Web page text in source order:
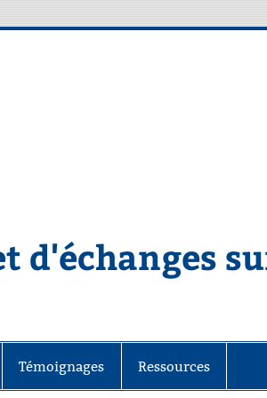
Témoignages Ressources